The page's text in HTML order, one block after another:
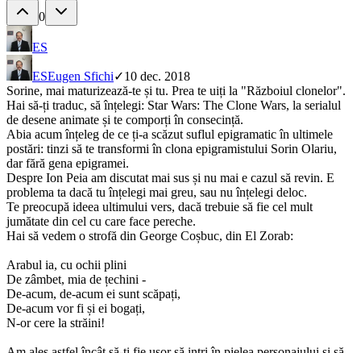
0
ES
ESEugen Sfichi✓10 dec. 2018
Sorine, mai maturizează-te și tu. Prea te uiți la "Războiul clonelor".
Hai să-ți traduc, să înțelegi: Star Wars: The Clone Wars, la serialul
de desene animate și te comporți în consecință.
Abia acum înțeleg de ce ți-a scăzut suflul epigramatic în ultimele
postări: tinzi să te transformi în clona epigramistului Sorin Olariu,
dar fără gena epigramei.
Despre Ion Peia am discutat mai sus și nu mai e cazul să revin. E
problema ta dacă tu înțelegi mai greu, sau nu înțelegi deloc.
Te preocupă ideea ultimului vers, dacă trebuie să fie cel mult
jumătate din cel cu care face pereche.
Hai să vedem o strofă din George Coșbuc, din El Zorab:
Arabul ia, cu ochii plini
De zâmbet, mia de țechini -
De-acum, de-acum ei sunt scăpați,
De-acum vor fi și ei bogați,
N-or cere la străini!